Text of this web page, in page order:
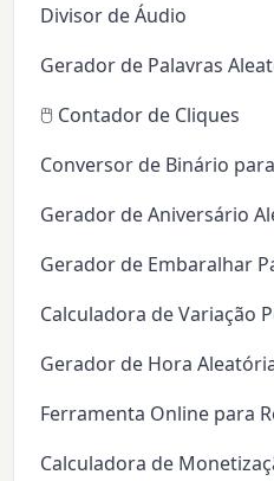
Divisor de Áudio
Gerador de Palavras
🖱️ Contador de Cliques
Conversor de Binário
Gerador de Aniversário
Gerador de Embaralhar
Calculadora de Variação
Gerador de Hora
Ferramenta Online para
Calculadora de